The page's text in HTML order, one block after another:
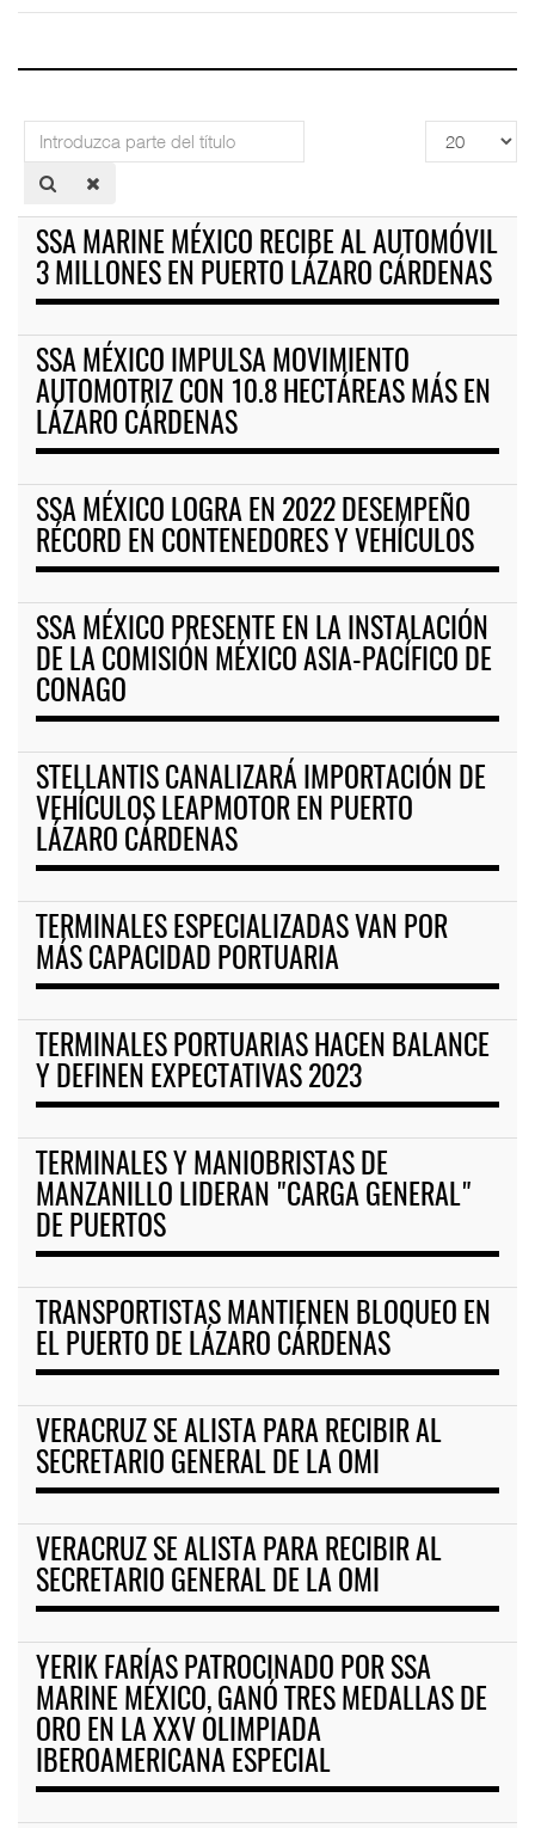
Introduzca
parte
del
Cantidad
a
SSA MARINE MÉXICO RECIBE AL AUTOMÓVIL
3 MILLONES EN PUERTO LÁZARO CÁRDENAS
SSA MÉXICO IMPULSA MOVIMIENTO
AUTOMOTRIZ CON 10.8 HECTÁREAS MÁS EN
LÁZARO CÁRDENAS
SSA MÉXICO LOGRA EN 2022 DESEMPEÑO
RÉCORD EN CONTENEDORES Y VEHÍCULOS
SSA MÉXICO PRESENTE EN LA INSTALACIÓN
DE LA COMISIÓN MÉXICO ASIA-PACÍFICO DE
CONAGO
STELLANTIS CANALIZARÁ IMPORTACIÓN DE
VEHÍCULOS LEAPMOTOR EN PUERTO
LÁZARO CÁRDENAS
TERMINALES ESPECIALIZADAS VAN POR
MÁS CAPACIDAD PORTUARIA
TERMINALES PORTUARIAS HACEN BALANCE
Y DEFINEN EXPECTATIVAS 2023
TERMINALES Y MANIOBRISTAS DE
MANZANILLO LIDERAN "CARGA GENERAL"
DE PUERTOS
TRANSPORTISTAS MANTIENEN BLOQUEO EN
EL PUERTO DE LÁZARO CÁRDENAS
VERACRUZ SE ALISTA PARA RECIBIR AL
SECRETARIO GENERAL DE LA OMI
VERACRUZ SE ALISTA PARA RECIBIR AL
SECRETARIO GENERAL DE LA OMI
YERIK FARÍAS PATROCINADO POR SSA
MARINE MÉXICO, GANÓ TRES MEDALLAS DE
ORO EN LA XXV OLIMPIADA
IBEROAMERICANA ESPECIAL